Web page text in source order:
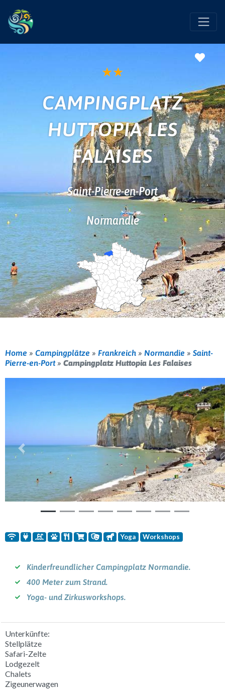
★★
CAMPINGPLATZ
HUTTOPIA LES
FALAISES
Saint-Pierre-en-Port
Normandie
Home » Campingplätze » Frankreich » Normandie » Saint-
Pierre-en-Port» Campingplatz Huttopia Les Falaises
Vorherige
Yoga Workshops
Kinderfreundlicher Campingplatz Normandie.
400 Meter zum Strand.
Yoga- und Zirkusworkshops.
Unterkünfte:
Stellplätze
Safari-Zelte
Lodgezelt
Chalets
Zigeunerwagen